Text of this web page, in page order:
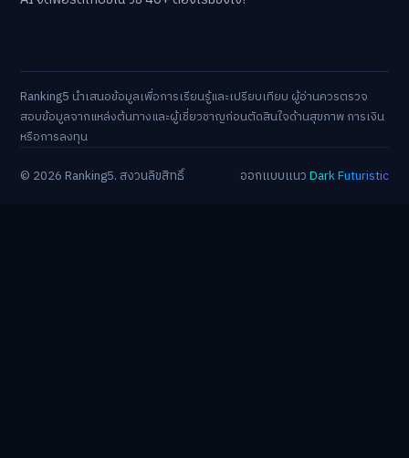
Ranking5 นำเสนอข้อมูลเพื่อการเรียนรู้และเปรียบเทียบ ผู้อ่านควรตรวจ
สอบข้อมูลจากแหล่งต้นทางและผู้เชี่ยวชาญก่อนตัดสินใจด้านสุขภาพ การเงิน
หรือการลงทุน
© 2026 Ranking5. สงวนลิขสิทธิ์
ออกแบบแนวDark Futuristic